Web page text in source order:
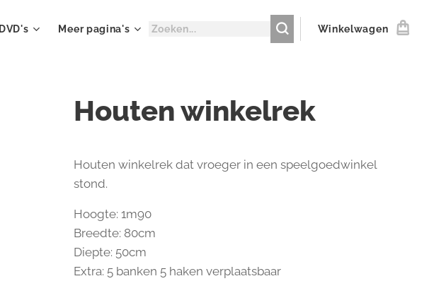
DVD's Meer pagina's Winkelwagen
Houten winkelrek
Houten winkelrek dat vroeger in een speelgoedwinkel
stond.
Hoogte: 1m90
Breedte: 80cm
Diepte: 50cm
Extra: 5 banken 5 haken verplaatsbaar